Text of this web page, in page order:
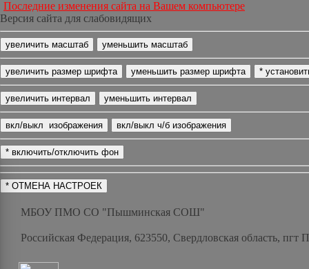
Последние изменения сайта на Вашем компьютере
Версия сайта для слабовидящих
МБОУ ПМО СО "Пышминская СОШ"
Российская Федерация, 623550, Свердловская область,